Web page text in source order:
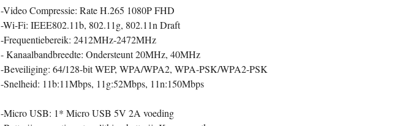
-Video Compressie: Rate H.265 1080P FHD
-Wi-Fi: IEEE802.11b, 802.11g, 802.11n Draft
-Frequentiebereik: 2412MHz-2472MHz
- Kanaalbandbreedte: Ondersteunt 20MHz, 40MHz
-Beveiliging: 64/128-bit WEP, WPA/WPA2, WPA-PSK/WPA2-PSK
-Snelheid: 11b:11Mbps, 11g:52Mbps, 11n:150Mbps
-Micro USB: 1* Micro USB 5V 2A voeding